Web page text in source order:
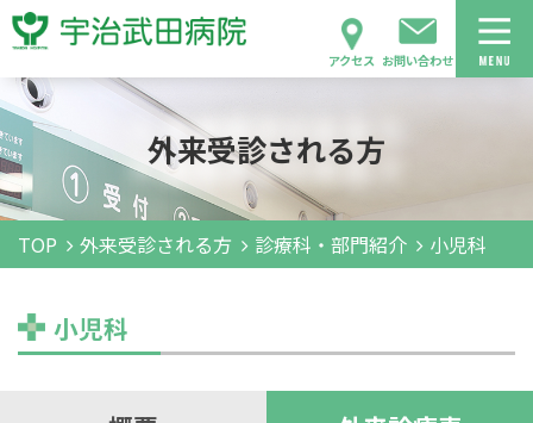
アクセス お問い合わせ
外来受診される方
TOP 外来受診される方 診療科・部門紹介 小児科
小児科